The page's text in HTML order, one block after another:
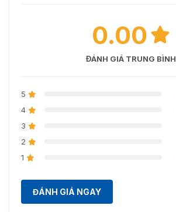
0.00
ĐÁNH GIÁ TRUNG BÌNH
5
4
3
2
1
ĐÁNH GIÁ NGAY